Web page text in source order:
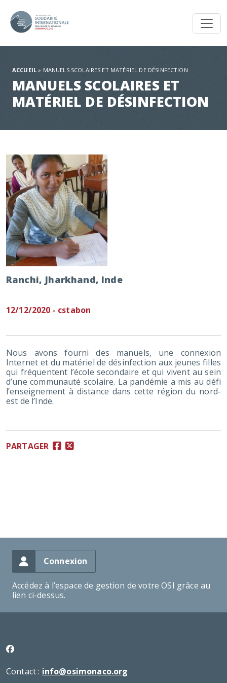
ACCUEIL » MANUELS SCOLAIRES ET MATÉRIEL DE DÉSINFECTION
MANUELS SCOLAIRES ET
MATÉRIEL DE DÉSINFECTION
Ranchi, Jharkhand, Inde
12/12/2020 - cstabon
Nous avons fourni des manuels, une connexion
Internet et du matériel de désinfection aux jeunes filles
qui fréquentent l’école secondaire et qui vivent au sein
d’une communauté scolaire. La pandémie a mis au défi
l’enseignement à distance dans cette région du nord-
est de l’Inde.
PARTAGER
Connexion
Accédez à l’espace de gestion de votre OSI grâce au
lien ci-dessus.
Contact : info@osimonaco.org